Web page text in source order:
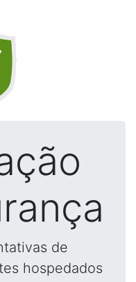
de
hospedados